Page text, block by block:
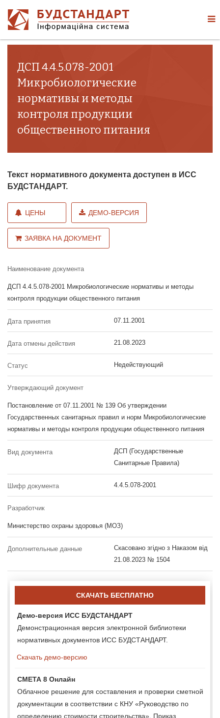
ДСП 4.4.5.078-2001
Микробиологические
нормативы и методы
контроля продукции
общественного питания
Текст нормативного документа доступен в ИСС
БУДСТАНДАРТ.
ЦЕНЫ ДЕМО-ВЕРСИЯ
ЗАЯВКА НА ДОКУМЕНТ
Наименование документа
ДСП 4.4.5.078-2001 Микробиологические нормативы и методы
контроля продукции общественного питания
Дата принятия 07.11.2001
Дата отмены действия 21.08.2023
Статус Недействующий
Утверждающий документ
Постановление от 07.11.2001 № 139 Об утверждении
Государственных санитарных правил и норм Микробиологические
нормативы и методы контроля продукции общественного питания
Вид документа
ДСП (Государственные
Санитарные Правила)
Шифр документа 4.4.5.078-2001
Разработчик
Министерство охраны здоровья (МОЗ)
Дополнительные данные
Скасовано згідно з Наказом від
21.08.2023 № 1504
СКАЧАТЬ БЕСПЛАТНО
Демо-версия ИСС БУДСТАНДАРТ
Демонстрационная версия электронной библиотеки
нормативных документов ИСС БУДСТАНДАРТ.
Скачать демо-версию
СМЕТА 8 Онлайн
Облачное решение для составления и проверки сметной
документации в соответствии с КНУ «Руководство по
определению стоимости строительства», Приказ